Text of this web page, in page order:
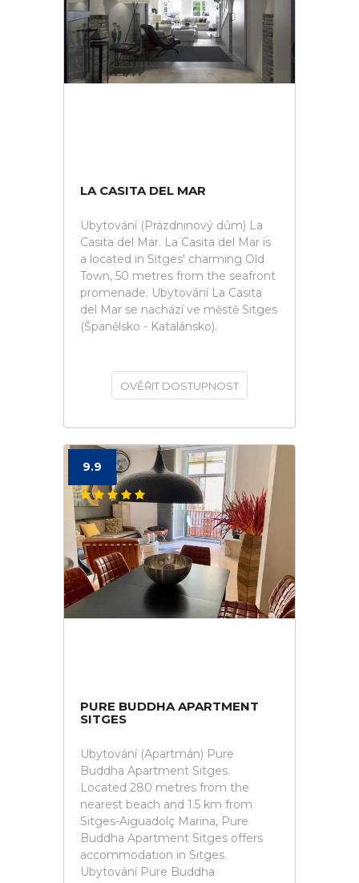
LA CASITA DEL MAR
Ubytování (Prázdninový dům) La
Casita del Mar. La Casita del Mar is
a located in Sitges' charming Old
Town, 50 metres from the seafront
promenade. Ubytování La Casita
del Mar se nachází ve městě Sitges
(Španělsko - Katalánsko).
OVĚŘIT DOSTUPNOST
9.9
PURE BUDDHA APARTMENT
SITGES
Ubytování (Apartmán) Pure
Buddha Apartment Sitges.
Located 280 metres from the
nearest beach and 1.5 km from
Sitges-Aiguadolç Marina, Pure
Buddha Apartment Sitges offers
accommodation in Sitges.
Ubytování Pure Buddha